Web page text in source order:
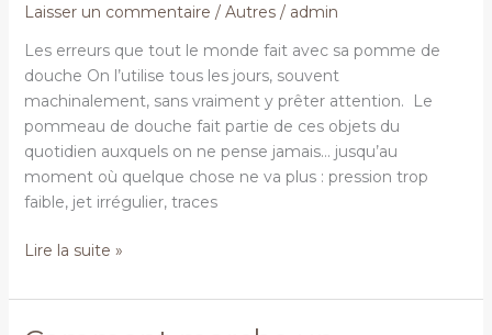
Laisser un commentaire / Autres/ admin
Les erreurs que tout le monde fait avec sa pomme de
douche On l’utilise tous les jours, souvent
machinalement, sans vraiment y prêter attention. Le
pommeau de douche fait partie de ces objets du
quotidien auxquels on ne pense jamais… jusqu’au
moment où quelque chose ne va plus : pression trop
faible, jet irrégulier, traces
pommeau
de
douche
Lire la suite »